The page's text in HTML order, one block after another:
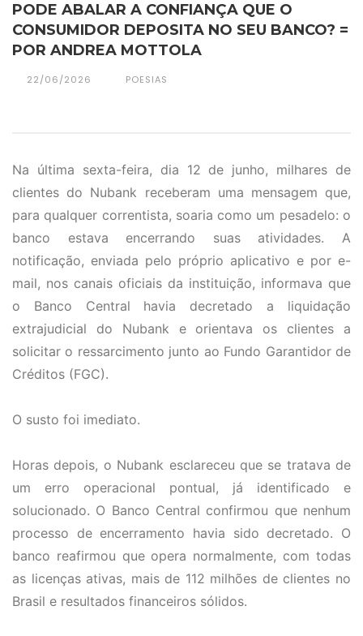
PODE ABALAR A CONFIANÇA QUE O
CONSUMIDOR DEPOSITA NO SEU BANCO? =
POR ANDREA MOTTOLA
22/06/2026 POESIAS
Na última sexta-feira, dia 12 de junho, milhares de
clientes do Nubank receberam uma mensagem que,
para qualquer correntista, soaria como um pesadelo: o
banco estava encerrando suas atividades. A
notificação, enviada pelo próprio aplicativo e por e-
mail, nos canais oficiais da instituição, informava que
o Banco Central havia decretado a liquidação
extrajudicial do Nubank e orientava os clientes a
solicitar o ressarcimento junto ao Fundo Garantidor de
Créditos (FGC).
O susto foi imediato.
Horas depois, o Nubank esclareceu que se tratava de
um erro operacional pontual, já identificado e
solucionado. O Banco Central confirmou que nenhum
processo de encerramento havia sido decretado. O
banco reafirmou que opera normalmente, com todas
as licenças ativas, mais de 112 milhões de clientes no
Brasil e resultados financeiros sólidos.